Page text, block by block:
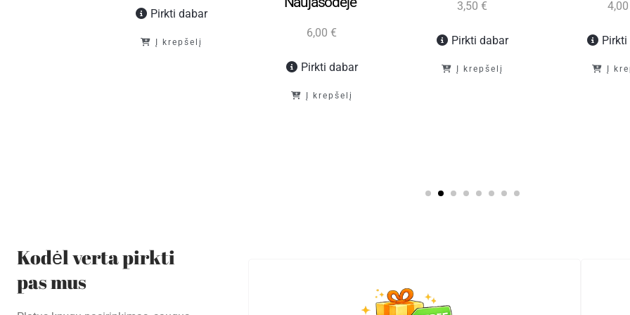
Pirkti dabar
Į krepšelį
6,00€
Pirkti dabar
Į krepšelį
3,50€
Pirkti dabar
Į krepšelį
Pirkti
Į
Kodėl verta pirkti
pas mus